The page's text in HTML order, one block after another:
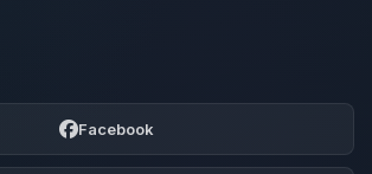
Facebook